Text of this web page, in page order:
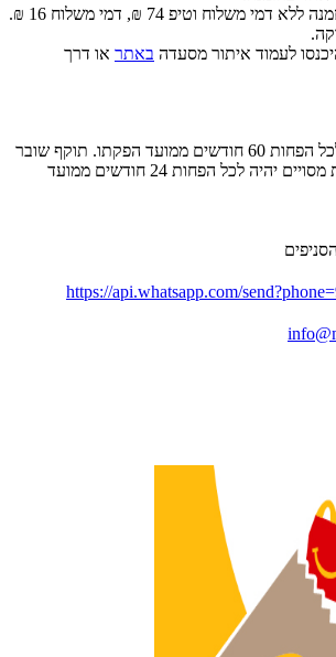
משלוח וטיפ 74 ₪, דמי משלוח 16 ₪.
לעמוד איתור מסעדה באתר או דרך
תוקף שובר כספי הינו לכל הפחות 60 חודשים ממועד הפקתו. תוקף שובר
לרכישת מוצר או שירות מסויים יהיה לכל הפחות 24 חודשים ממועד
https://api.whatsapp.com/